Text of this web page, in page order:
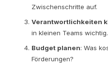
Zwischenschritte auf.
Verantwortlichkeiten
in kleinen Teams wichtig.
Budget planen: Was
Förderungen?